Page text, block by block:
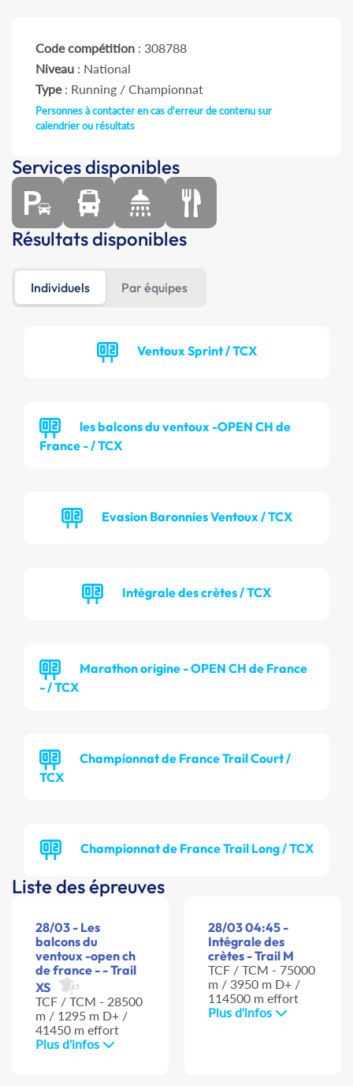
Code compétition : 308788
Niveau : National
Type: Running / Championnat
Personnes à contacter en cas d'erreur de contenu sur
calendrier ou résultats
Services disponibles
Résultats disponibles
Individuels Par équipes
Ventoux Sprint / TCX
les balcons du ventoux -OPEN CH de
France - / TCX
Evasion Baronnies Ventoux / TCX
Intégrale des crètes / TCX
Marathon origine - OPEN CH de France
- / TCX
Championnat de France Trail Court /
TCX
Championnat de France Trail Long / TCX
Liste des épreuves
28/03 - Les
balcons du
ventoux -open ch
de france - - Trail
XS
TCF / TCM - 28500
m / 1295 m D+ /
41450 m effort
Plus d'infos
28/03 04:45 -
Intégrale des
crètes - Trail M
TCF / TCM - 75000
m / 3950 m D+ /
114500 m effort
Plus d'infos